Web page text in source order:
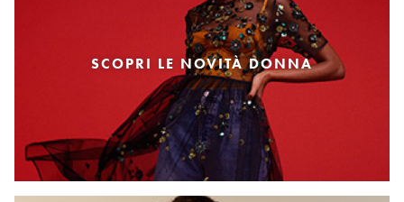
SCOPRI LE NOVITÀ DONNA